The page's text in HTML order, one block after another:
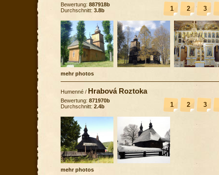
1 2 3
Bewertung: 887918b
Durchschnitt: 3.8b
mehr photos
Humenné / Hrabová Roztoka
1 2 3
Bewertung: 871970b
Durchschnitt: 2.4b
mehr photos